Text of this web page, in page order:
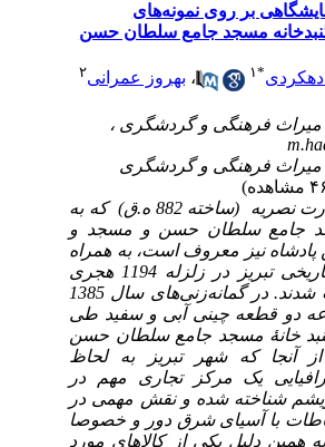
بر روی نمونه‌های
مسجد جامع سلطان حسن
* ۱ ،بهروز عمرانی
نصریه (ساخته 882 ه.ق)
که به
جامع سلطان حسن و مسجد و
نیز معروف است، به همراه
اکثر بناهای تاریخی تبریز در زلزله 1194 هجری
در گمانه‌زنی‌های سال 1385
دو قطعه‌ چینی آبی و سفید طی
خانۀ مسجد جامع سلطان حسن
از آنجا که
شهر تبریز به لحاظ
یک مرکز تجاری مهم در
شناخته شده و نقش مهمی در
با آسیای شرق دور و خصوصا
همین دلیل یکی از کالاهای مورد